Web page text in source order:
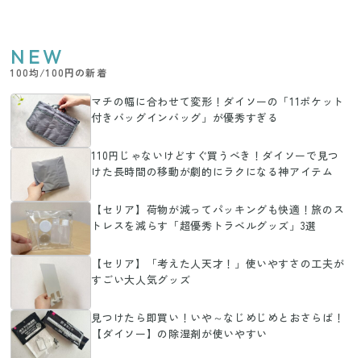
NEW
100均/100円の新着
マチの幅に合わせて変形！ダイソーの「11ポケット
付きバッグインバッグ」が優秀すぎる
110円じゃないけどすぐ買うべき！ダイソーで見つ
けた長時間の移動が劇的にラクになる神アイテム
【セリア】荷物が減ってパッキングも快適！旅のス
トレスを減らす「超優秀トラベルグッズ」3選
【セリア】「考えた人天才！」使いやすさの工夫が
すごい大人気グッズ
見つけたら即買い！いや～なじめじめとおさらば！
【ダイソー】の除湿剤が使いやすい